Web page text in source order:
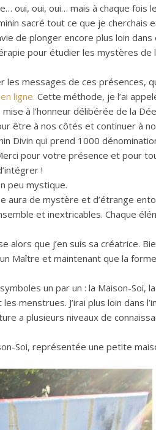
oui, oui, oui… mais à chaque fois
sacré tout ce que je cherchais
de plonger encore plus loin dans
pour étudier les mystères de
les messages de ces présences,
ligne. Cette méthode, je l’ai
à l’honneur délibérée de la
être à nos côtés et continuer à
Divin qui prend 1000
pour votre présence et pour
!
peu mystique.
aura de mystère et d’étrange
et inextricables. Chaque
que j’en suis sa créatrice.
Maître et maintenant que la
un par un : la Maison-Soi,
menstrues. J’irai plus loin dans
a plusieurs niveaux de
Soi, représentée une petite